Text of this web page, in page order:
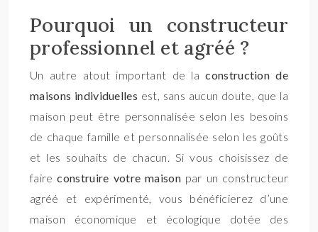
Pourquoi un constructeur
professionnel et agréé ?
Un autre atout important de laconstruction de
maisons individuelles est, sans aucun doute, que la
maison peut être personnalisée selon les besoins
de chaque famille et personnalisée selon les goûts
et les souhaits de chacun. Si vous choisissez de
faireconstruire votre maisonpar un constructeur
agréé et expérimenté, vous bénéficierez d’une
maison économique et écologique dotée des